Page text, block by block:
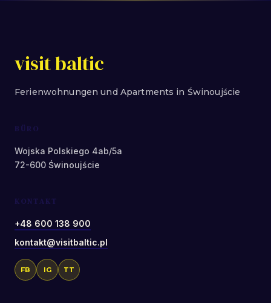
visit baltic
Ferienwohnungen und Apartments in Świnoujście
BÜRO
Wojska Polskiego 4ab/5a
72-600 Świnoujście
KONTAKT
+48 600 138 900
kontakt@visitbaltic.pl
FB IG TT